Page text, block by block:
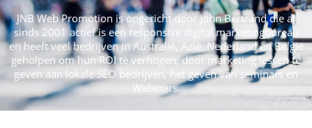
JNB Web Promotion is opgericht door John Bertrand die al
sinds 2001 actief is een responsive digital marketingbureau
en heeft veel bedrijven in Australië, Azië, Nederland en België
geholpen om hun ROI te verhogen, door marketing lessen te
geven aan lokale SEO bedrijven, het geven van seminars en
Webinars.